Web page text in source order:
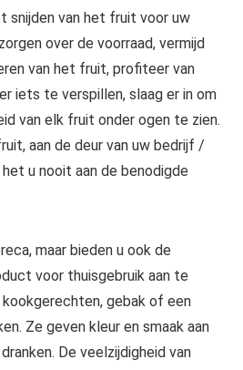
snijden van het fruit voor uw
over de voorraad, vermijd
van het fruit, profiteer van
iets te verspillen, slaag er in om
van elk fruit onder ogen te zien.
aan de deur van uw bedrijf /
u nooit aan de benodigde
maar bieden u ook de
voor thuisgebruik aan te
gebak of een
Ze geven kleur en smaak aan
De veelzijdigheid van